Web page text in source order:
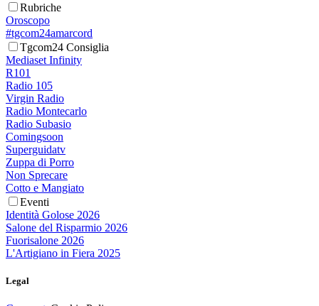
Rubriche
Oroscopo
#tgcom24amarcord
Tgcom24 Consiglia
Mediaset Infinity
R101
Radio 105
Virgin Radio
Radio Montecarlo
Radio Subasio
Comingsoon
Superguidatv
Zuppa di Porro
Non Sprecare
Cotto e Mangiato
Eventi
Identità Golose 2026
Salone del Risparmio 2026
Fuorisalone 2026
L'Artigiano in Fiera 2025
Legal